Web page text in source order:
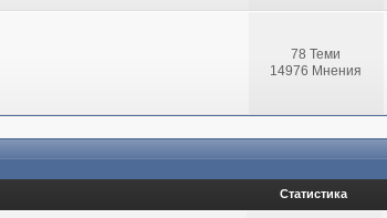
78 Теми
14976 Мнения
Статистика